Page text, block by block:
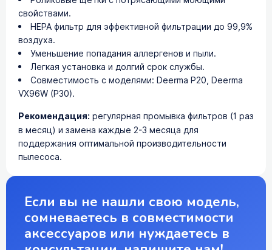
свойствами.
HEPA фильтр для эффективной фильтрации до 99,9%
воздуха.
Уменьшение попадания аллергенов и пыли.
Легкая установка и долгий срок службы.
Совместимость с моделями: Deerma P20, Deerma
VX96W (P30).
Рекомендация: регулярная промывка фильтров (1 раз
в месяц) и замена каждые 2-3 месяца для
поддержания оптимальной производительности
пылесоса.
Если вы не нашли свою модель,
сомневаетесь в совместимости
аксессуаров или нуждаетесь в